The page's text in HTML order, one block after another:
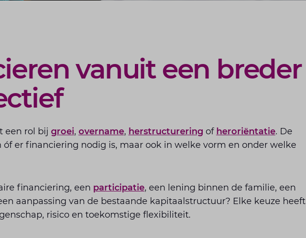
vanuit een breder
een rol bij groei, overname, herstructurering of heroriëntatie. De
óf er financiering nodig is, maar ook in welke vorm en onder welke
financiering, een participatie, een lening binnen de familie, een
aanpassing van de bestaande kapitaalstructuur? Elke keuze heeft
risico en toekomstige flexibiliteit.